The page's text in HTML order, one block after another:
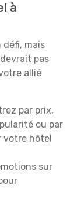
à
défi, mais
pas
allié
par prix,
ou par
votre hôtel
sur